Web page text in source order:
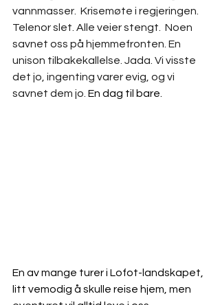
vannmasser.  Krisemøte i regjeringen.
Telenor slet. Alle veier stengt.  Noen
savnet oss på hjemmefronten. En
unison tilbakekallelse. Jada. Vi visste
det jo, ingenting varer evig, og vi
savnet dem jo. En dag til bare.
En av mange turer i Lofot-landskapet,
litt vemodig å skulle reise hjem, men